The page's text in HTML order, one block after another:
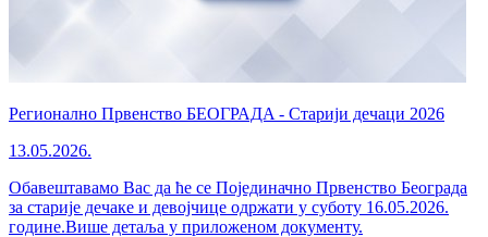
Регионално Првенство БЕОГРАДA - Старији дечаци 2026
13.05.2026.
Обавештавамо Вас да ће се Појединачно Првенство Београда
за старије дечаке и девојчице одржати у суботу 16.05.2026.
године.Више детаља у приложеном документу.